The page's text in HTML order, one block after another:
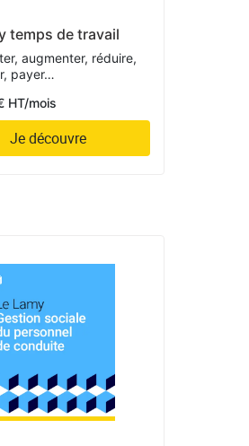
temps de travail
augmenter, réduire,
payer…
HT/mois
Je découvre